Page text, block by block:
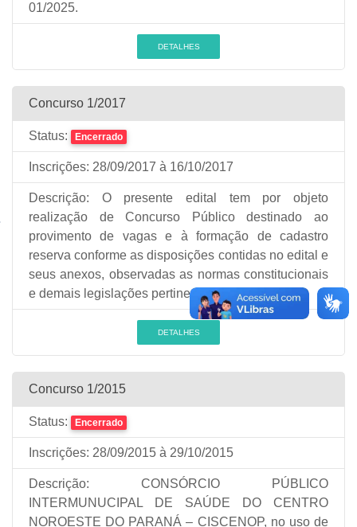
01/2025.
DETALHES
Concurso 1/2017
Status: Encerrado
Inscrições: 28/09/2017 à 16/10/2017
Descrição: O presente edital tem por objeto
realização de Concurso Público destinado ao
provimento de vagas e à formação de cadastro
reserva conforme as disposições contidas no edital e
seus anexos, observadas as normas constitucionais
e demais legislações pertinentes.
DETALHES
Concurso 1/2015
Status: Encerrado
Inscrições: 28/09/2015 à 29/10/2015
Descrição: CONSÓRCIO PÚBLICO
INTERMUNUCIPAL DE SAÚDE DO CENTRO
NOROESTE DO PARANÁ – CISCENOP, no uso de